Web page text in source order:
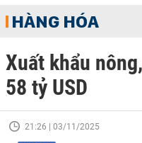
HÀNG HÓA
Xuất khẩu
58 tỷ USD
21:26 | 03/11/2025